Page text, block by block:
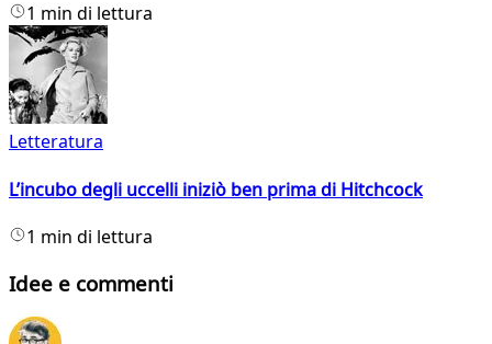
1 min di lettura
Letteratura
L’incubo degli uccelli iniziò ben prima di Hitchcock
1 min di lettura
Idee e commenti